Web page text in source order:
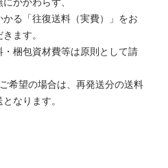
かかわらず、
る「往復送料（実費）」をお
ます。
・梱包資材費等は原則として請
希望の場合は、再発送分の送料
なります。